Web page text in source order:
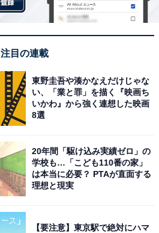
注目の連載
東野圭吾や湊かなえだけじゃな
い、「業と罪」を描く『映画ち
いかわ』から強く連想した映画
8選
20年間「駆け込み実績ゼロ」の
学校も…「こども110番の家」
は本当に必要？ PTAが直面する
理想と現実
【要注意】東京駅で絶対にハマ